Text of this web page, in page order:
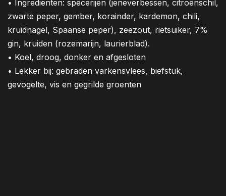
• Ingrediënten: specerijen (jeneverbessen, citroenschil,
zwarte peper, gember, korainder, kardemon, chili,
kruidnagel, Spaanse peper), zeezout, rietsuiker, 7%
gin, kruiden (rozemarijn, laurierblad).
• Koel, droog, donker en afgesloten
• Lekker bij: gebraden varkensvlees, biefstuk,
gevogelte, vis en gegrilde groenten